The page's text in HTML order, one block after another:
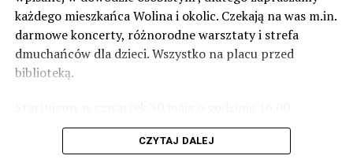
zrobić. Tam są odpowiednie normy – 61 i 56 decybeli –
zaznacza.
Foto: Wojciech Basałygo
każdego mieszkańca Wolina i okolic. Czekają na was m.in.
darmowe koncerty, różnorodne warsztaty i strefa
dmuchańców dla dzieci. Wszystko na placu przed
biblioteką.
występami zespołów „Yellow” i „Specyficzni”.
CZYTAJ DALEJ